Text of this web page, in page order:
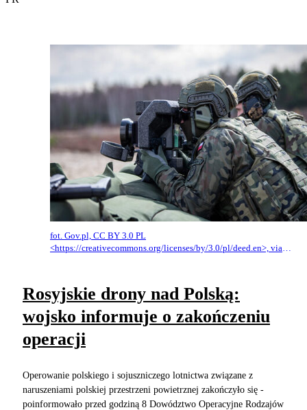
fot. Gov.pl, CC BY 3.0 PL
<https://creativecommons.org/licenses/by/3.0/pl/deed.en>, via
Rosyjskie drony nad Polską:
wojsko informuje o zakończeniu
operacji
Operowanie polskiego i sojuszniczego lotnictwa związane z
naruszeniami polskiej przestrzeni powietrznej zakończyło się -
poinformowało przed godziną 8 Dowództwo Operacyjne Rodzajów